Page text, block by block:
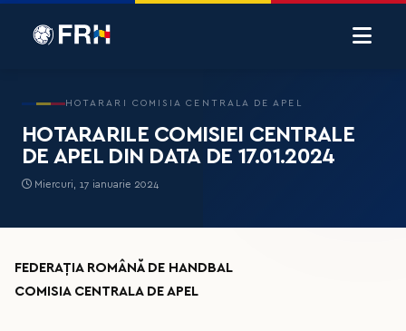
HOTARARI COMISIA CENTRALA DE APEL
HOTARARILE COMISIEI CENTRALE
DE APEL DIN DATA DE 17.01.2024
Miercuri, 17 ianuarie 2024
FEDERAȚIA ROMÂNĂ DE HANDBAL
COMISIA CENTRALA DE APEL